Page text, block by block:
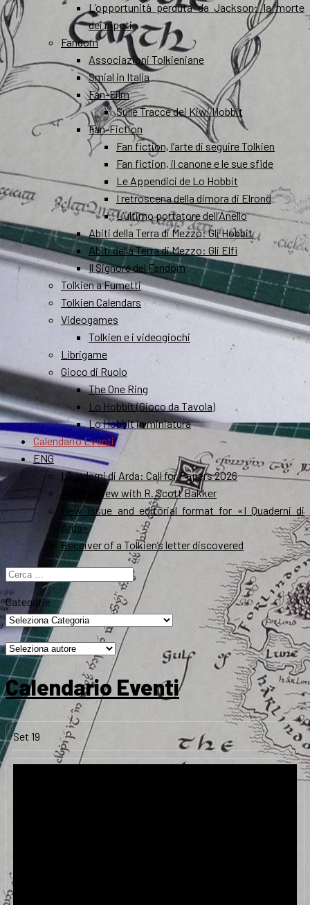
L’opportunità perduta da Jackson: la morte
dei nipoti
Fandom
Associazioni Tolkieniane
Smial in Italia
Fan-Film
Sulle Tracce dei Kiwi Hobbit
Fan-Fiction
Fan fiction, l’arte di seguire Tolkien
Fan fiction, il canone e le sue sfide
Le Appendici de Lo Hobbit
I retroscena della dimora di Elrond
L’ultimo portatore dell’Anello
Abiti della Terra di Mezzo: Gli Hobbit
Abiti della Terra di Mezzo: Gli Elfi
Il Signore del Fandom
Tolkien a Fumetti
Tolkien Calendars
Videogames
Tolkien e i videogiochi
Librigame
Gioco di Ruolo
The One Ring
Lo Hobbit (Gioco da Tavola)
Lo Hobbit in miniatura
Calendario Eventi
ENG
I Quaderni di Arda: Call for Papers 2026
An interview with R. Scott Bakker
New Issue and editorial format for «I Quaderni di
Arda»
Receiver of a Tolkien’s letter discovered
Ricerca
per:
Categorie
Calendario Eventi
Set 19